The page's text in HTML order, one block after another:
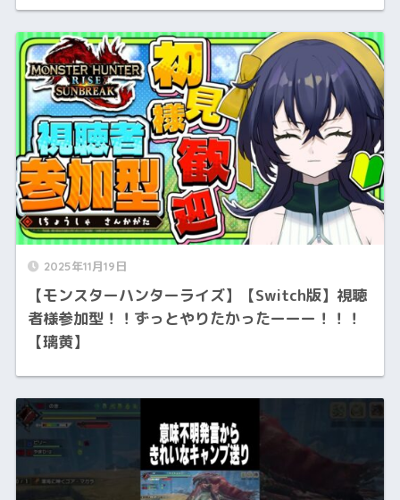
2025年11月19日
【モンスターハンターライズ】【Switch版】視聴
者様参加型！！ずっとやりたかったーーー！！！
【璃黄】